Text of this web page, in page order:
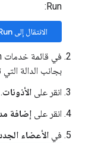
Run:
الانتقال إلى Cloud Run
بجانب الدالة التي
انقر على الأذونات
انقر على إضافة
في الأعضاء